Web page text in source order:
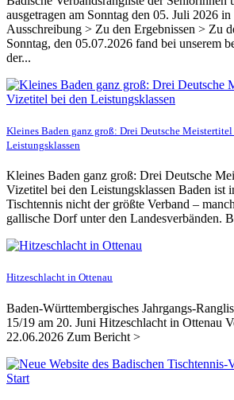
ausgetragen am Sonntag den 05. Juli 2026 in
Ausschreibung > Zu den Ergebnissen > Zu
Sonntag, den 05.07.2026 fand bei unserem
der...
Kleines Baden ganz groß: Drei Deutsche
Leistungsklassen
Kleines Baden ganz groß: Drei Deutsche
Vizetitel bei den Leistungsklassen Baden ist
Tischtennis nicht der größte Verband –
gallische Dorf unter den Landesverbänden.
Hitzeschlacht in Ottenau
Baden-Württembergisches Jahrgangs-
15/19 am 20. Juni Hitzeschlacht in Ottenau
22.06.2026 Zum Bericht >